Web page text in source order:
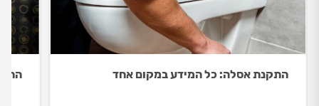
התקנת אסלה: כל המידע במקום אחד